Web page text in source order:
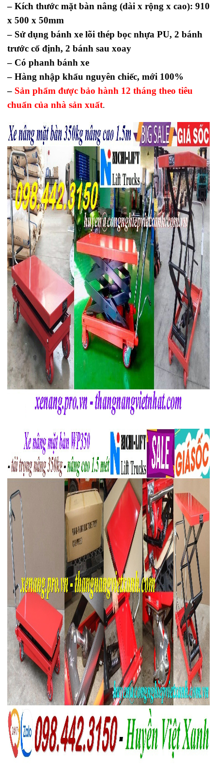
– Kích thước mặt bàn nâng (dài x rộng x cao): 910
x 500 x 50mm
– Sử dụng bánh xe lõi thép bọc nhựa PU, 2 bánh
trước cố định, 2 bánh sau xoay
– Có phanh bánh xe
– Hàng nhập khẩu nguyên chiếc, mới 100%
– Sản phẩm được bảo hành 12 tháng theo tiêu
chuẩn của nhà sản xuất.